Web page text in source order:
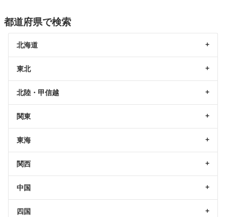
都道府県で検索
北海道
東北
北陸・甲信越
関東
東海
関西
中国
四国